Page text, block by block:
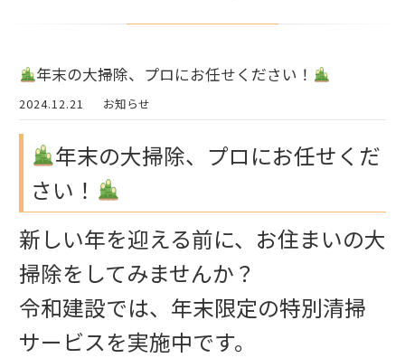
年末の大掃除、プロにお任せください！
2024.12.21 お知らせ
年末の大掃除、プロにお任せくだ
さい！
新しい年を迎える前に、お住まいの大
掃除をしてみませんか？
令和建設では、年末限定の特別清掃
サービスを実施中です。